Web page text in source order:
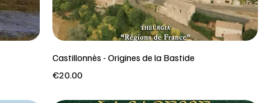
Castillonnès - Origines de la Bastide
Price
€20.00